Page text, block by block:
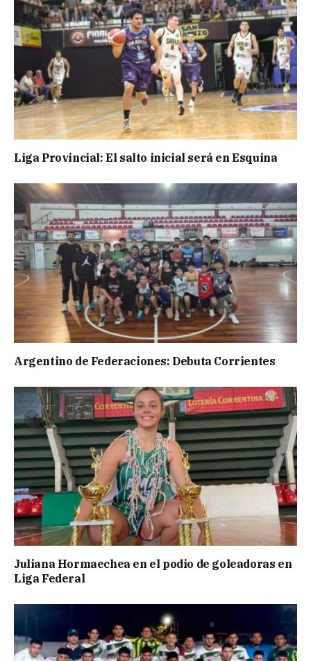
Liga Provincial: El salto inicial será en Esquina
Argentino de Federaciones: Debuta Corrientes
Juliana Hormaechea en el podio de goleadoras en
Liga Federal